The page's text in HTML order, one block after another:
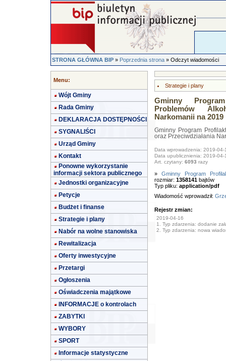
STRONA GŁÓWNA BIP»Poprzednia strona» Odczyt wiadomości
Menu:
Wójt Gminy
Rada Gminy
DEKLARACJA DOSTĘPNOŚCI
SYGNALIŚCI
Urząd Gminy
Kontakt
Ponowne wykorzystanie
informacji sektora publicznego
Jednostki organizacyjne
Petycje
Budżet i finanse
Strategie i plany
Nabór na wolne stanowiska
Rewitalizacja
Oferty inwestycyjne
Przetargi
Ogłoszenia
Oświadczenia majątkowe
INFORMACJE o kontrolach
ZABYTKI
WYBORY
SPORT
Informacje statystyczne
Strategie i plany
Gminny
Problemów
Narkomanii na 2019
Gminny Program
oraz Przeciwdziałania
Data wprowadzenia: 2019-04-
Data upublicznienia: 2019-04-
Art. czytany: 6093 razy
» Gminny Program
rozmiar: 1358141bajtów
Typ pliku: application/pdf
Wiadomość wprowadził:
Rejestr zmian:
2019-04-16
1. Typ zdarzenia: dodanie
2. Typ zdarzenia: nowa